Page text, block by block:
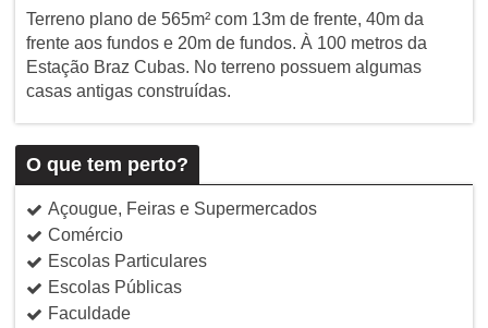
Terreno plano de 565m² com 13m de frente, 40m da
frente aos fundos e 20m de fundos. À 100 metros da
Estação Braz Cubas. No terreno possuem algumas
casas antigas construídas.
O que tem perto?
Açougue, Feiras e Supermercados
Comércio
Escolas Particulares
Escolas Públicas
Faculdade